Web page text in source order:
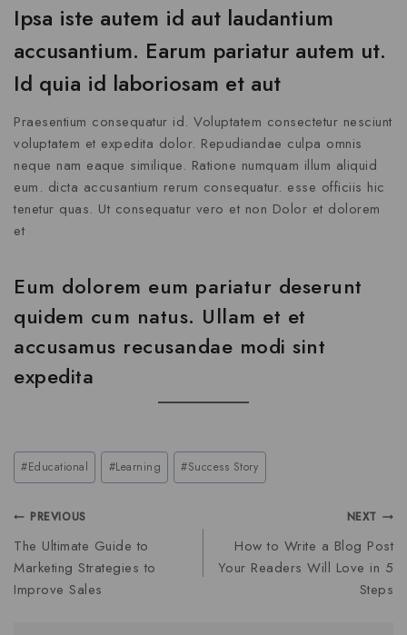
Ipsa iste autem id aut laudantium
accusantium. Earum pariatur autem ut.
Id quia id laboriosam et aut
Praesentium consequatur id. Voluptatem consectetur nesciunt
voluptatem et expedita dolor. Repudiandae culpa omnis
neque nam eaque similique. Ratione numquam illum aliquid
eum. dicta accusantium rerum consequatur. esse officiis hic
tenetur quas. Ut consequatur vero et non Dolor et dolorem
et
Eum dolorem eum pariatur deserunt
quidem cum natus. Ullam et et
accusamus recusandae modi sint
expedita
#Educational #Learning #Success Story
PREVIOUS
The Ultimate Guide to
Marketing Strategies to
Improve Sales
NEXT
How to Write a Blog Post
Your Readers Will Love in 5
Steps